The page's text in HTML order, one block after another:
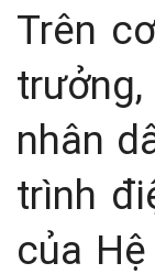
Trên
nhân
trình
của